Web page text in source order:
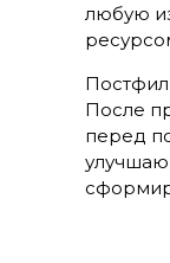
любую
После
перед